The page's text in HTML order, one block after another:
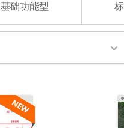
基础功能型